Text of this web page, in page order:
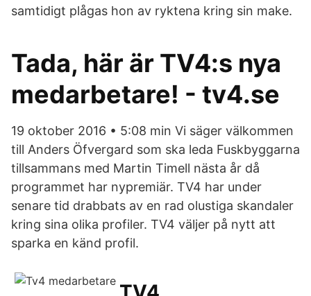
samtidigt plågas hon av ryktena kring sin make.
Tada, här är TV4:s nya
medarbetare! - tv4.se
19 oktober 2016 • 5:08 min Vi säger välkommen
till Anders Öfvergard som ska leda Fuskbyggarna
tillsammans med Martin Timell nästa år då
programmet har nypremiär. TV4 har under
senare tid drabbats av en rad olustiga skandaler
kring sina olika profiler. TV4 väljer på nytt att
sparka en känd profil.